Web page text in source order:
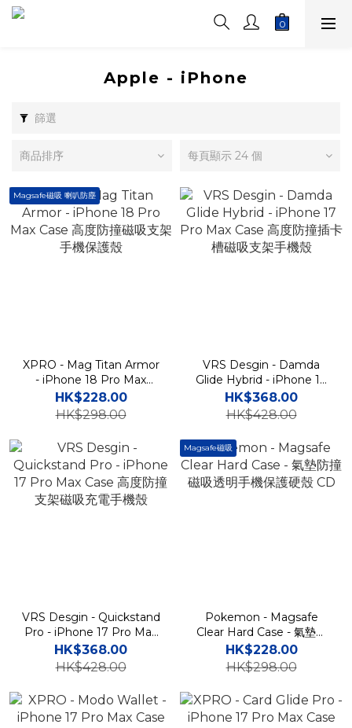
Apple - iPhone
篩選
商品排序 每頁顯示 24 個
Magsafe磁吸 喇叭防塵
XPRO - Mag Titan Armor
- iPhone 18 Pro Max
Case 高度防撞磁吸支架手
機保護殼
HK$228.00
HK$298.00
VRS Desgin - Damda
Glide Hybrid - iPhone 17
Pro Max Case 高度防撞插
卡槽磁吸支架手機殼
HK$368.00
HK$428.00
VRS Desgin - Quickstand
Pro - iPhone 17 Pro Max
Case 高度防撞支架磁吸充
電手機殼
HK$368.00
HK$428.00
Magsafe磁吸
Pokemon - Magsafe
Clear Hard Case - 氣墊防
撞磁吸透明手機保護硬殼
CD
HK$228.00
HK$298.00